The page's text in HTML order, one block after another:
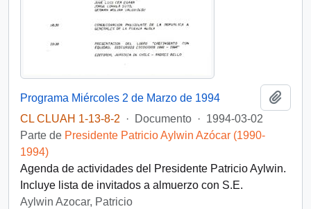
Programa Miércoles 2 de Marzo de 1994
CL CLUAH 1-13-8-2
· Documento · 1994-03-02
Parte de Presidente Patricio Aylwin Azócar (1990-
1994)
Agenda de actividades del Presidente Patricio Aylwin.
Incluye lista de invitados a almuerzo con S.E.
Aylwin Azocar, Patricio